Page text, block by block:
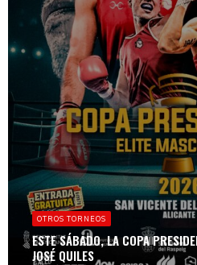
OTROS TORNEOS
ESTE SÁBADO, LA COPA
JOSÉ QUILES